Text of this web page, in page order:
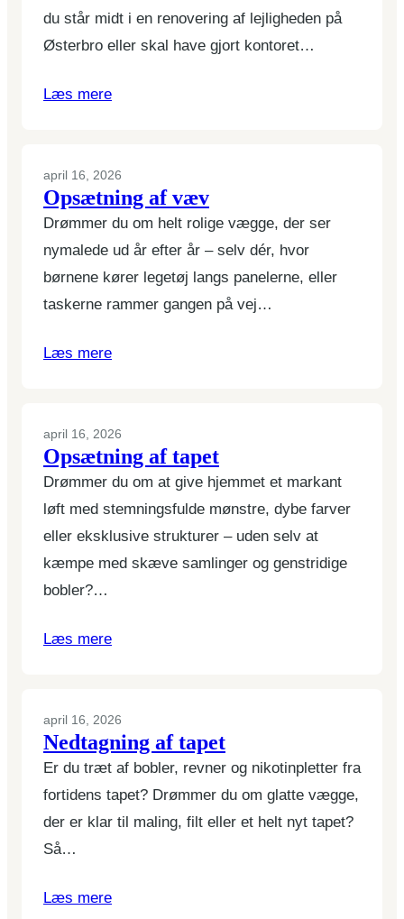
du står midt i en renovering af lejligheden på
Østerbro eller skal have gjort kontoret…
Læs mere
april 16, 2026
Opsætning af væv
Drømmer du om helt rolige vægge, der ser
nymalede ud år efter år – selv dér, hvor
børnene kører legetøj langs panelerne, eller
taskerne rammer gangen på vej…
Læs mere
april 16, 2026
Opsætning af tapet
Drømmer du om at give hjemmet et markant
løft med stemningsfulde mønstre, dybe farver
eller eksklusive strukturer – uden selv at
kæmpe med skæve samlinger og genstridige
bobler?…
Læs mere
april 16, 2026
Nedtagning af tapet
Er du træt af bobler, revner og nikotinpletter fra
fortidens tapet? Drømmer du om glatte vægge,
der er klar til maling, filt eller et helt nyt tapet?
Så…
Læs mere